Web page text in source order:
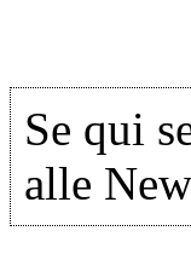
Se qui
alle